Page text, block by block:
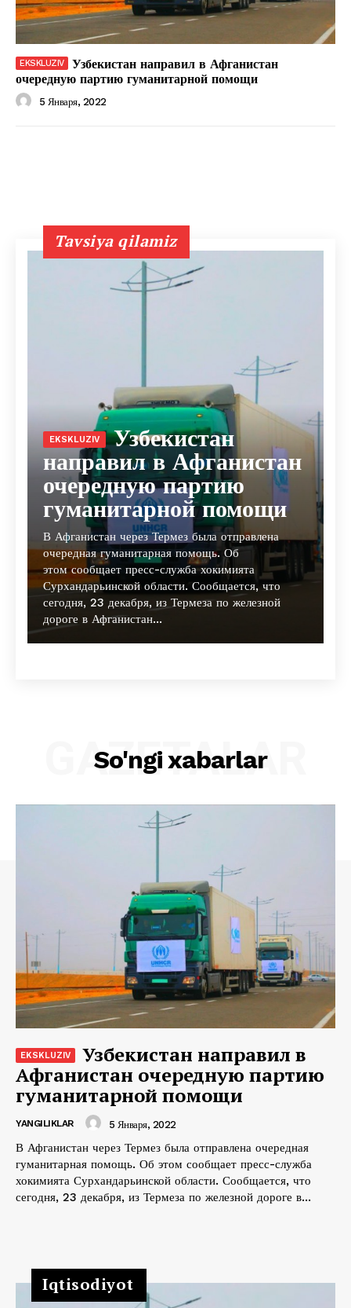
Узбекистан направил в Афганистан
очередную партию гуманитарной помощи
5 Января, 2022
Tavsiya qilamiz
Узбекистан
направил в Афганистан
очередную партию
гуманитарной помощи
В Афганистан через Термез была отправлена
очередная гуманитарная помощь. Об
этом сообщает пресс-служба хокимията
Сурхандарьинской области. Сообщается, что
сегодня, 23 декабря, из Термеза по железной
дороге в Афганистан...
So'ngi xabarlar
GAZETALAR
Узбекистан направил в
Афганистан очередную партию
гуманитарной помощи
YANGILIKLAR 5 Января, 2022
В Афганистан через Термез была отправлена очередная
гуманитарная помощь. Об этом сообщает пресс-служба
хокимията Сурхандарьинской области. Сообщается, что
сегодня, 23 декабря, из Термеза по железной дороге в...
Iqtisodiyot